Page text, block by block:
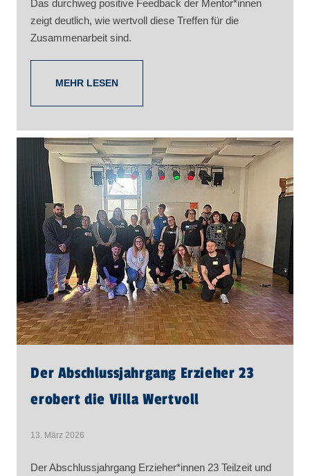
Das durchweg positive Feedback der Mentor*innen
zeigt deutlich, wie wertvoll diese Treffen für die
Zusammenarbeit sind.
MEHR LESEN
Der Abschlussjahrgang Erzieher 23
erobert die Villa Wertvoll
13. März 2026
Der Abschlussjahrgang Erzieher*innen 23 Teilzeit und